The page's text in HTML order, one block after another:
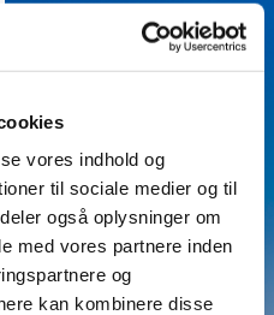
vores indhold og
til sociale medier og til
også oplysninger om
med vores partnere inden
og
kan kombinere disse